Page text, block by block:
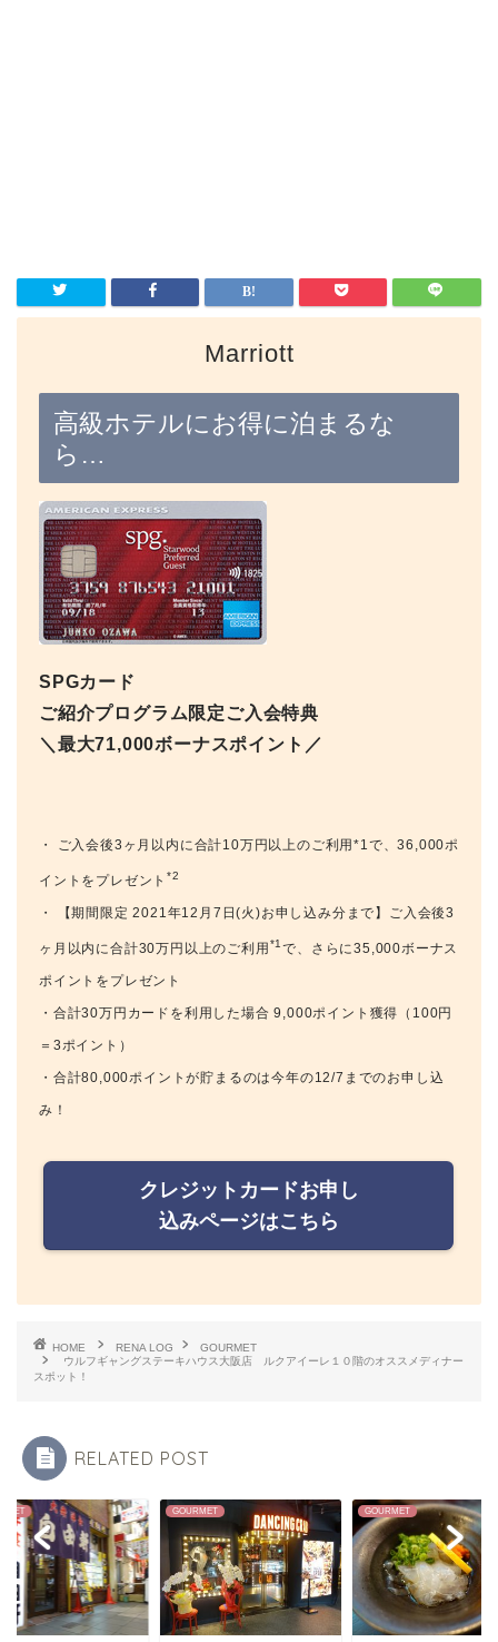
Marriott
高級ホテルにお得に泊まるな
ら…
SPGカード
ご紹介プログラム限定ご入会特典
＼最大71,000ボーナスポイント／
・ ご入会後3ヶ月以内に合計10万円以上のご利用*1で、36,000ポ
イントをプレゼント*2
・ 【期間限定 2021年12月7日(火)お申し込み分まで】ご入会後3
ヶ月以内に合計30万円以上のご利用 *1で、さらに35,000ボーナス
ポイントをプレゼント
・合計30万円カードを利用した場合 9,000ポイント獲得（100円
＝3ポイント）
・合計80,000ポイントが貯まるのは今年の12/7までのお申し込
み！
クレジットカードお申し
込みページはこちら
HOME RENA LOG
GOURMET
ウルフギャングステーキハウス大阪店 ルクアイーレ１０階のオススメディナー
スポット！
RELATED POST
GOURMET GOURMET